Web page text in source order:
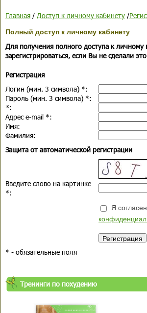
Главная / Доступ к личному кабинету /
Полный доступ к личному кабинету
Для получения полного доступа к
зарегистрироваться, если Вы не сделали
Регистрация
Логин (мин. 3 символа) *:
Пароль (мин. 3 символа) *:
*:
Адрес e-mail *:
Имя:
Фамилия:
Защита от автоматической регистрации
Введите слово на картинке
*:
Я
* - обязательные поля
Тренинги по похудению